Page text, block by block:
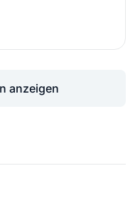
anzeigen